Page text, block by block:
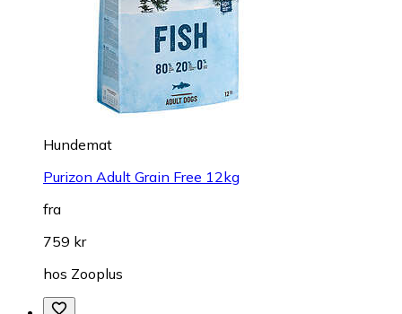
Hundemat
Purizon Adult Grain Free 12kg
fra
759 kr
hos Zooplus